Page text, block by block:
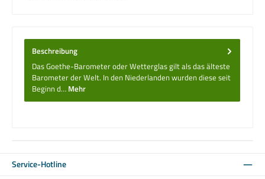
Beschreibung
Das Goethe-Barometer oder Wetterglas gilt als das älteste
Barometer der Welt. In den Niederlanden wurden diese seit
Beginn d… Mehr
Service-Hotline